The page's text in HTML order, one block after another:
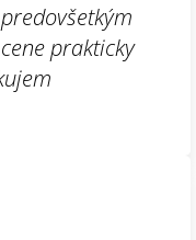
prakticky